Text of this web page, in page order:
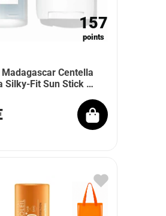
157
points
Centella
Silky-Fit Sun Stick …